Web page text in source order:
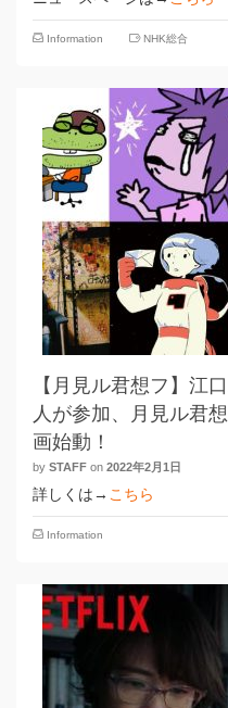
Information NHK総合
【月見ル君想フ】江
人が参加、月見ル君
画始動！
by STAFF on 2022年2月1日
詳しくは→ こちら
Information